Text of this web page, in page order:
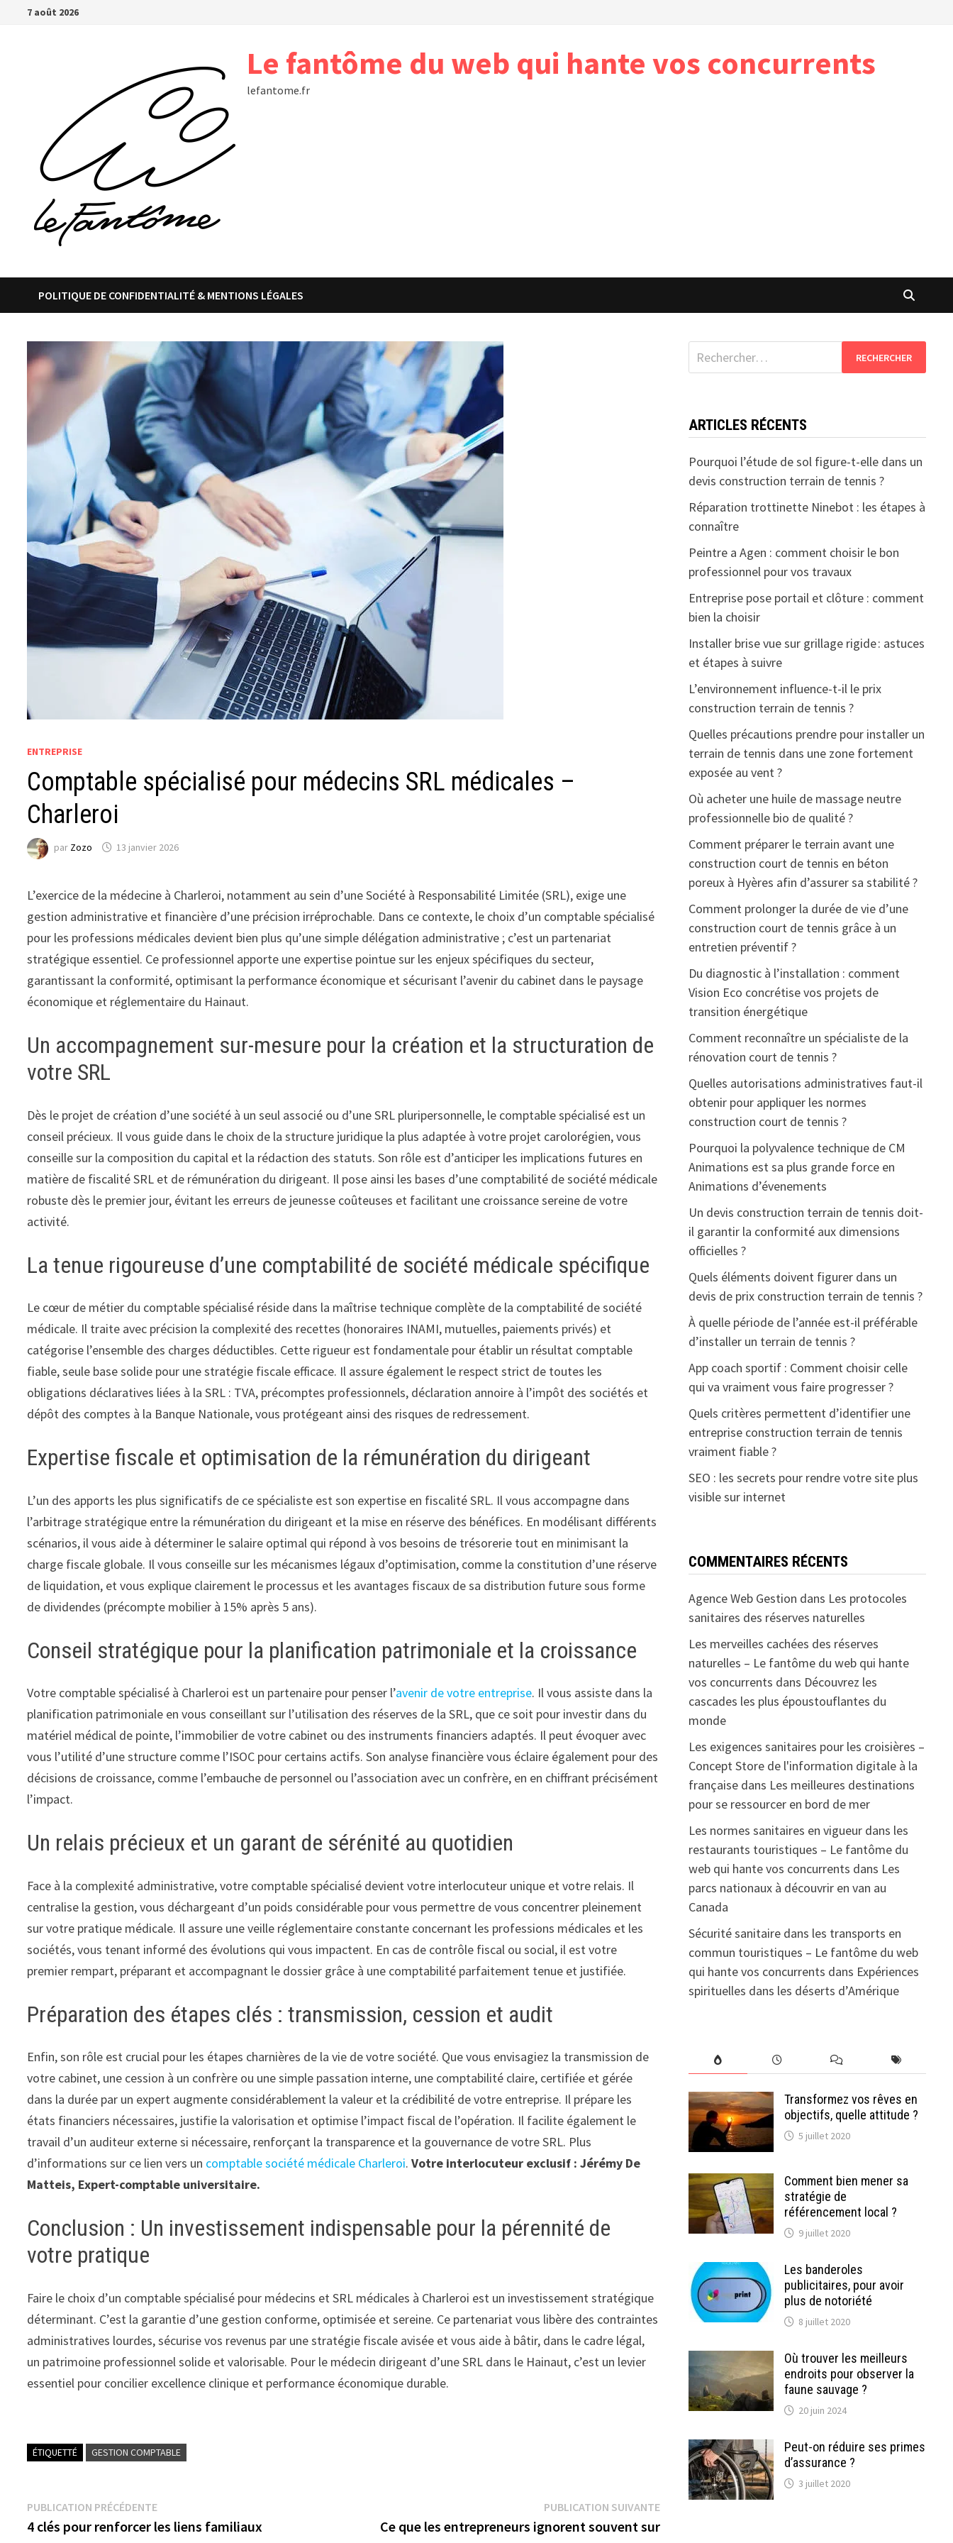
Passer7 août 2026
Le fantôme du web qui hante vos concurrents
lefantome.fr
POLITIQUE DE CONFIDENTIALITÉ & MENTIONS LÉGALES
ENTREPRISE
Comptable spécialisé pour médecins SRL médicales –
Charleroi
par Zozo 13 janvier 2026
L’exercice de la médecine à Charleroi, notamment au sein d’une Société à Responsabilité Limitée (SRL), exige une
gestion administrative et financière d’une précision irréprochable. Dans ce contexte, le choix d’un comptable spécialisé
pour les professions médicales devient bien plus qu’une simple délégation administrative ; c’est un partenariat
stratégique essentiel. Ce professionnel apporte une expertise pointue sur les enjeux spécifiques du secteur,
garantissant la conformité, optimisant la performance économique et sécurisant l’avenir du cabinet dans le paysage
économique et réglementaire du Hainaut.
Un accompagnement sur-mesure pour la création et la structuration de
votre SRL
Dès le projet de création d’une société à un seul associé ou d’une SRL pluripersonnelle, le comptable spécialisé est un
conseil précieux. Il vous guide dans le choix de la structure juridique la plus adaptée à votre projet carolorégien, vous
conseille sur la composition du capital et la rédaction des statuts. Son rôle est d’anticiper les implications futures en
matière de fiscalité SRL et de rémunération du dirigeant. Il pose ainsi les bases d’une comptabilité de société médicale
robuste dès le premier jour, évitant les erreurs de jeunesse coûteuses et facilitant une croissance sereine de votre
activité.
La tenue rigoureuse d’une comptabilité de société médicale spécifique
Le cœur de métier du comptable spécialisé réside dans la maîtrise technique complète de la comptabilité de société
médicale. Il traite avec précision la complexité des recettes (honoraires INAMI, mutuelles, paiements privés) et
catégorise l’ensemble des charges déductibles. Cette rigueur est fondamentale pour établir un résultat comptable
fiable, seule base solide pour une stratégie fiscale efficace. Il assure également le respect strict de toutes les
obligations déclaratives liées à la SRL : TVA, précomptes professionnels, déclaration annoire à l’impôt des sociétés et
dépôt des comptes à la Banque Nationale, vous protégeant ainsi des risques de redressement.
Expertise fiscale et optimisation de la rémunération du dirigeant
L’un des apports les plus significatifs de ce spécialiste est son expertise en fiscalité SRL. Il vous accompagne dans
l’arbitrage stratégique entre la rémunération du dirigeant et la mise en réserve des bénéfices. En modélisant différents
scénarios, il vous aide à déterminer le salaire optimal qui répond à vos besoins de trésorerie tout en minimisant la
charge fiscale globale. Il vous conseille sur les mécanismes légaux d’optimisation, comme la constitution d’une réserve
de liquidation, et vous explique clairement le processus et les avantages fiscaux de sa distribution future sous forme
de dividendes (précompte mobilier à 15% après 5 ans).
Conseil stratégique pour la planification patrimoniale et la croissance
Votre comptable spécialisé à Charleroi est un partenaire pour penser l’avenir de votre entreprise. Il vous assiste dans la
planification patrimoniale en vous conseillant sur l’utilisation des réserves de la SRL, que ce soit pour investir dans du
matériel médical de pointe, l’immobilier de votre cabinet ou des instruments financiers adaptés. Il peut évoquer avec
vous l’utilité d’une structure comme l’ISOC pour certains actifs. Son analyse financière vous éclaire également pour des
décisions de croissance, comme l’embauche de personnel ou l’association avec un confrère, en en chiffrant précisément
l’impact.
Un relais précieux et un garant de sérénité au quotidien
Face à la complexité administrative, votre comptable spécialisé devient votre interlocuteur unique et votre relais. Il
centralise la gestion, vous déchargeant d’un poids considérable pour vous permettre de vous concentrer pleinement
sur votre pratique médicale. Il assure une veille réglementaire constante concernant les professions médicales et les
sociétés, vous tenant informé des évolutions qui vous impactent. En cas de contrôle fiscal ou social, il est votre
premier rempart, préparant et accompagnant le dossier grâce à une comptabilité parfaitement tenue et justifiée.
Préparation des étapes clés : transmission, cession et audit
Enfin, son rôle est crucial pour les étapes charnières de la vie de votre société. Que vous envisagiez la transmission de
votre cabinet, une cession à un confrère ou une simple passation interne, une comptabilité claire, certifiée et gérée
dans la durée par un expert augmente considérablement la valeur et la crédibilité de votre entreprise. Il prépare les
états financiers nécessaires, justifie la valorisation et optimise l’impact fiscal de l’opération. Il facilite également le
travail d’un auditeur externe si nécessaire, renforçant la transparence et la gouvernance de votre SRL. Plus
d’informations sur ce lien vers un comptable société médicale Charleroi.Votre interlocuteur exclusif : Jérémy De
Matteis, Expert-comptable universitaire.
Conclusion : Un investissement indispensable pour la pérennité de
votre pratique
Faire le choix d’un comptable spécialisé pour médecins et SRL médicales à Charleroi est un investissement stratégique
déterminant. C’est la garantie d’une gestion conforme, optimisée et sereine. Ce partenariat vous libère des contraintes
administratives lourdes, sécurise vos revenus par une stratégie fiscale avisée et vous aide à bâtir, dans le cadre légal,
un patrimoine professionnel solide et valorisable. Pour le médecin dirigeant d’une SRL dans le Hainaut, c’est un levier
essentiel pour concilier excellence clinique et performance économique durable.
ÉTIQUETTÉ GESTION COMPTABLE
Navigation
de
PUBLICATION PRÉCÉDENTEPublication
précédente :
4 clés pour renforcer les liens familiaux
PUBLICATION SUIVANTEPublication
suivante :
Ce que les entrepreneurs ignorent souvent sur
Rechercher :
ARTICLES RÉCENTS
Pourquoi l’étude de sol figure-t-elle dans un
devis construction terrain de tennis ?
Réparation trottinette Ninebot : les étapes à
connaître
Peintre a Agen : comment choisir le bon
professionnel pour vos travaux
Entreprise pose portail et clôture : comment
bien la choisir
Installer brise vue sur grillage rigide : astuces
et étapes à suivre
L’environnement influence-t-il le prix
construction terrain de tennis ?
Quelles précautions prendre pour installer un
terrain de tennis dans une zone fortement
exposée au vent ?
Où acheter une huile de massage neutre
professionnelle bio de qualité ?
Comment préparer le terrain avant une
construction court de tennis en béton
poreux à Hyères afin d’assurer sa stabilité ?
Comment prolonger la durée de vie d’une
construction court de tennis grâce à un
entretien préventif ?
Du diagnostic à l’installation : comment
Vision Eco concrétise vos projets de
transition énergétique
Comment reconnaître un spécialiste de la
rénovation court de tennis ?
Quelles autorisations administratives faut-il
obtenir pour appliquer les normes
construction court de tennis ?
Pourquoi la polyvalence technique de CM
Animations est sa plus grande force en
Animations d’évenements
Un devis construction terrain de tennis doit-
il garantir la conformité aux dimensions
officielles ?
Quels éléments doivent figurer dans un
devis de prix construction terrain de tennis ?
À quelle période de l’année est-il préférable
d’installer un terrain de tennis ?
App coach sportif : Comment choisir celle
qui va vraiment vous faire progresser ?
Quels critères permettent d’identifier une
entreprise construction terrain de tennis
vraiment fiable ?
SEO : les secrets pour rendre votre site plus
visible sur internet
COMMENTAIRES RÉCENTS
Agence Web Gestion dans Les protocoles
sanitaires des réserves naturelles
Les merveilles cachées des réserves
naturelles – Le fantôme du web qui hante
vos concurrents dans Découvrez les
cascades les plus époustouflantes du
monde
Les exigences sanitaires pour les croisières –
Concept Store de l'information digitale à la
françaisedans Les meilleures destinations
pour se ressourcer en bord de mer
Les normes sanitaires en vigueur dans les
restaurants touristiques – Le fantôme du
web qui hante vos concurrents dans Les
parcs nationaux à découvrir en van au
Canada
Sécurité sanitaire dans les transports en
commun touristiques – Le fantôme du web
qui hante vos concurrents dans Expériences
spirituelles dans les déserts d’Amérique
Transformez vos rêves en
objectifs, quelle attitude ?
5 juillet 2020
Comment bien mener sa
stratégie de
référencement local ?
9 juillet 2020
Les banderoles
publicitaires, pour avoir
plus de notoriété
8 juillet 2020
Où trouver les meilleurs
endroits pour observer la
faune sauvage ?
20 juin 2024
Peut-on réduire ses primes
d’assurance ?
3 juillet 2020